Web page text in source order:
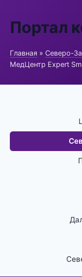
Портал
Главная » Северо-
МедЦентр Expert